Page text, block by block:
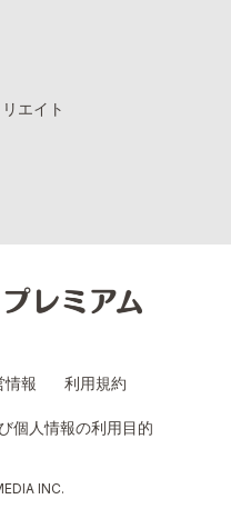
エイト
情報 利用規約
個人情報の利用目的
INC.